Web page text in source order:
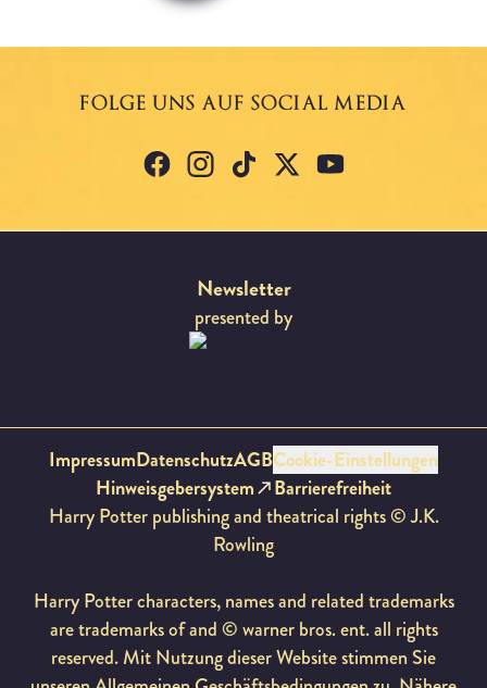
FOLGE UNS AUF SOCIAL MEDIA
facebookInstagram
tiktokX YouTube
Newsletter
presented by
ImpressumDatenschutzAGBCookie-Einstellungen
Hinweisgebersystem
Barrierefreiheit
Harry Potter publishing and theatrical rights © J.K.
Rowling
Harry Potter characters, names and related trademarks
are trademarks of and © warner bros. ent. all rights
reserved. Mit Nutzung dieser Website stimmen Sie